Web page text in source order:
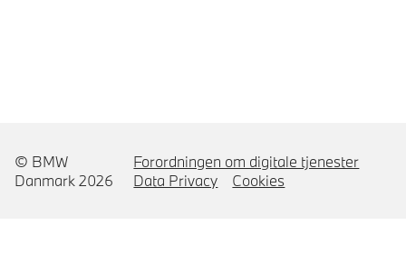
© BMW
Danmark 2026
Forordningen om digitale tjenester
Data Privacy
Cookies